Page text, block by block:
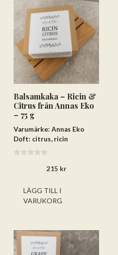
Balsamkaka – Ricin &
Citrus från Annas Eko
– 75 g
Varumärke: Annas Eko
Doft: citrus, ricin
215 kr
LÄGG TILL I
VARUKORG